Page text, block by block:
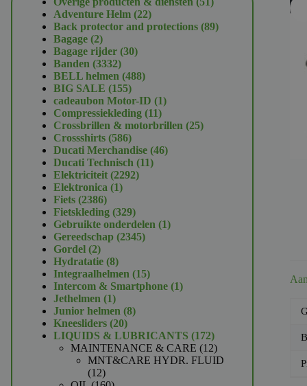
Adventure Helm 2222
producten
Back protector and protections 8989
Bagage 22
producten
Bagage rijder 3030
Banden 33323332
producten
BELL helmen 488488
BIG SALE 155155
producten
cadeaubon Motor-ID 11
Compressiekleding 1111
producten
Crossbrillen & motorbrillen 2525
Crossshirts 586586
producten
Ducati Merchandise 4646
Ducati Technisch 1111
Elektriciteit 22922292
Elektronica 11
Fiets 23862386
producten
Fietskleding 329329
producten
Gebruikte onderdelen 11
Gereedschap 23452345
Gordel 22
producten
Hydratatie 88
producten
Integraalhelmen 1515
producten
Intercom & Smartphone 11
Jethelmen 11
product
Junior helmen 88
Kneesliders 2020
producten
LIQUIDS & LUBRICANTS 172172
producten
MAINTENANCE & CARE 1212
producten
MNT&CARE HYDR. FLUID
1212